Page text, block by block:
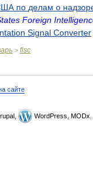
по делам о
Foreign
Signal Converter
> fisc
сайте
WordPress, MODx.